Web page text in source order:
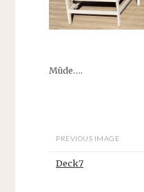
Müde….
PREVIOUS IMAGE
Deck7